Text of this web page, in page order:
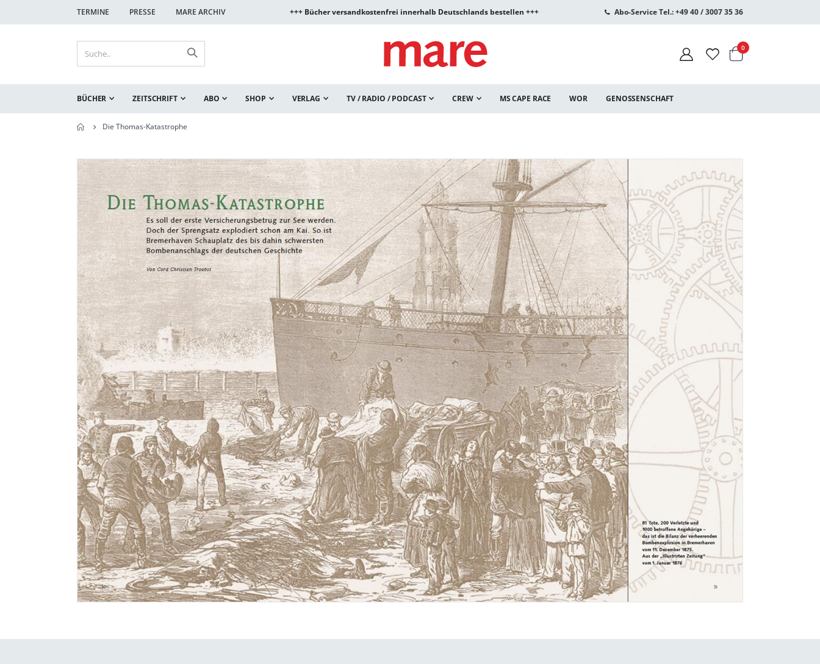
TERMINE PRESSE MARE ARCHIV +++ Bücher versandkostenfrei innerhalb Deutschlands bestellen +++ Abo-Service Tel.: +49 40 / 3007 35 36
Warenkorb
0Artikel
BÜCHER ZEITSCHRIFT ABO SHOP VERLAG TV / RADIO / PODCAST CREW MS CAPE RACE WOR GENOSSENSCHAFT
Die Thomas-Katastrophe
Zum
Ende
der
Bildgalerie
springen
Zum
Anfang
der
Bildgalerie
springen